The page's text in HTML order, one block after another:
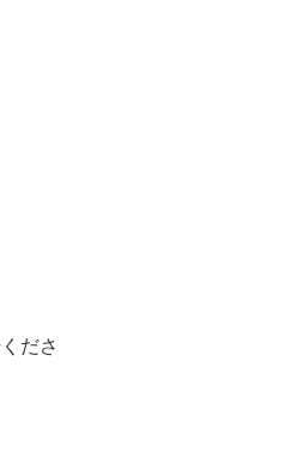
ださ